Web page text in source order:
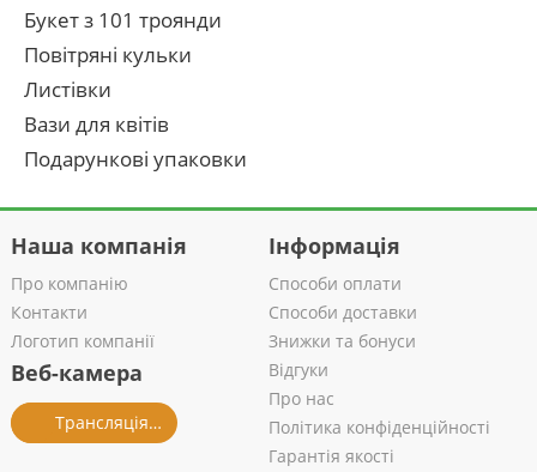
Букет з 101 троянди
Повітряні кульки
Листівки
Вази для квітів
Подарункові упаковки
Наша компанія
Про компанію
Контакти
Логотип компанії
Веб-камера
Трансляція із салону
Інформація
Способи оплати
Способи доставки
Знижки та бонуси
Відгуки
Про нас
Політика конфіденційності
Гарантія якості